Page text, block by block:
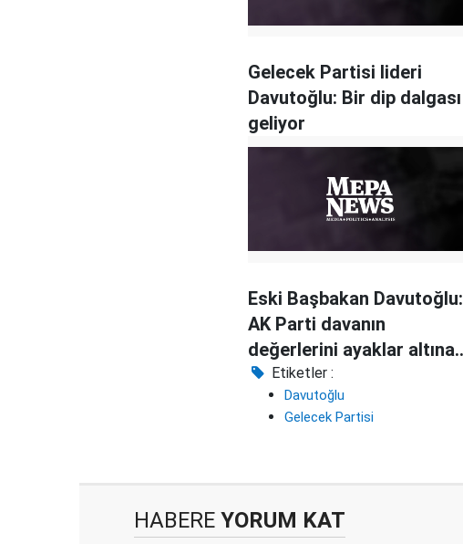
Gelecek Partisi lideri
Davutoğlu: Bir dip dalgası
geliyor
Eski Başbakan Davutoğlu:
AK Parti davanın
değerlerini ayaklar altına
aldıEtiketler :
Davutoğlu
Gelecek Partisi
HABERE YORUM KAT